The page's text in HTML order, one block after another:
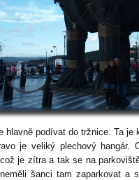
hlavně podívat do tržnice. Ta
je veliký plechový
je zítra a tak se na
šanci tam zaparkovat a